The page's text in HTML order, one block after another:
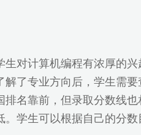
对计算机编程有浓厚的
了专业方向后，学生需
名靠前，但录取分数线
学生可以根据自己的分